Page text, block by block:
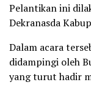
Pelantikan ini
Dekranasda
Dalam acara
didampingi oleh
yang turut hadir